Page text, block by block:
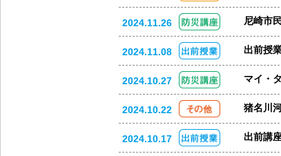
2024.11.26 尼崎市
2024.11.08 出前授
2024.10.27 マイ・
2024.10.22 猪名川
2024.10.17 出前講